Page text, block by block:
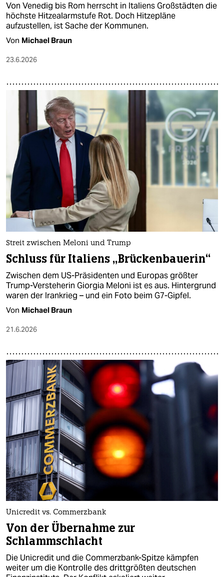
Von Venedig bis Rom herrscht in Italiens Großstädten die
höchste Hitzealarmstufe Rot. Doch Hitzepläne
aufzustellen, ist Sache der Kommunen.
Von Michael Braun
23.6.2026
Streit zwischen Meloni und Trump
Schluss für Italiens „Brückenbauerin“
Zwischen dem US-Präsidenten und Europas größter
Trump-Versteherin Giorgia Meloni ist es aus. Hintergrund
waren der Irankrieg – und ein Foto beim G7-Gipfel.
Von Michael Braun
21.6.2026
Unicredit vs. Commerzbank
Von der Übernahme zur
Schlammschlacht
Die Unicredit und die Commerzbank-Spitze kämpfen
weiter um die Kontrolle des drittgrößten deutschen